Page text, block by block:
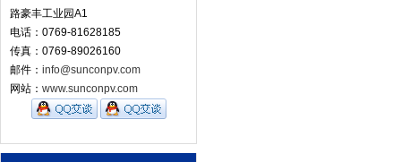
路豪丰工业园A1
电话：0769-81628185
传真：0769-89026160
邮件： info@sunconpv.com
网站： www.sunconpv.com